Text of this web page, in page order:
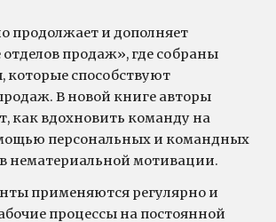
продолжает и дополняет
продаж», где собраны
которые способствуют
В новой книге авторы
как вдохновить команду на
персональных и командных
нематериальной мотивации.
применяются регулярно и
процессы на постоянной